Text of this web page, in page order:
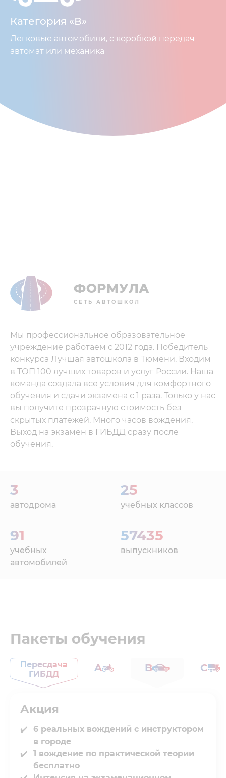
Категория «В»
Легковые автомобили, с коробкой передач
автомат или механика
ФОРМУЛА
СЕТЬ АВТОШКОЛ
Мы профессиональное образовательное
учреждение работаем с 2012 года. Победитель
конкурса Лучшая автошкола в Тюмени. Входим
в ТОП 100 лучших товаров и услуг России. Наша
команда создала все условия для комфортного
обучения и сдачи экзамена с 1 раза. Только у нас
вы получите прозрачную стоимость без
скрытых платежей. Много часов вождения.
Выход на экзамен в ГИБДД сразу после
обучения.
3
автодрома
25
учебных классов
91
учебных
автомобилей
57435
выпускников
Пакеты обучения
Пересдача
ГИБДД
A B C
Акция
6 реальных вождений с инструктором
в городе⁣⁣
1 вождение по практической теории
бесплатно